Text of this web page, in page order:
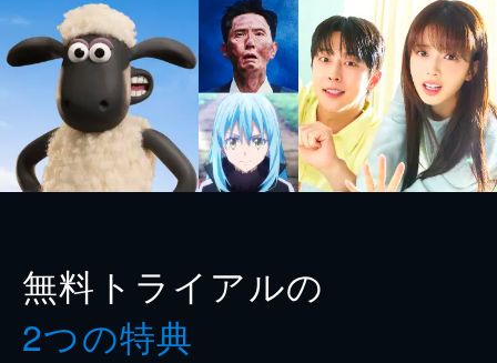
無料トライアルの
2つの特典